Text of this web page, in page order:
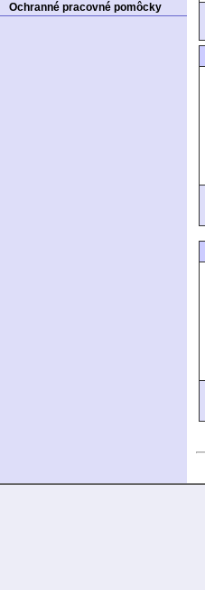
Ochranné pracovné pomôcky